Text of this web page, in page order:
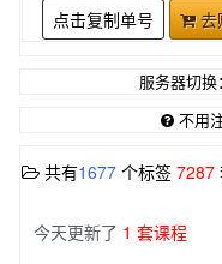
点击复制单号 去
服务器切换
不用
共有1677 个标签 7287
今天更新了 1 套课程